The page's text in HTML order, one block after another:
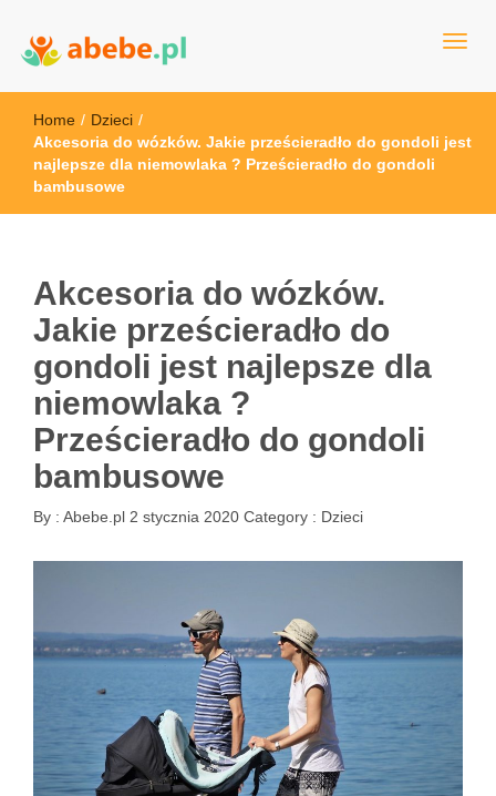
Abebe
Home / Dzieci /
Akcesoria do wózków. Jakie prześcieradło do gondoli jest
najlepsze dla niemowlaka ? Prześcieradło do gondoli
bambusowe
Akcesoria do wózków.
Jakie prześcieradło do
gondoli jest najlepsze dla
niemowlaka ?
Prześcieradło do gondoli
bambusowe
By : Abebe.pl 2 stycznia 2020 Category : Dzieci